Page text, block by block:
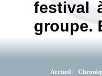
festival
groupe.
Accueil